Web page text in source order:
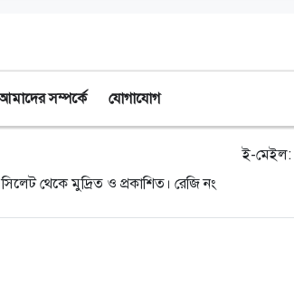
সম্পর্কে যোগাযোগ
থেকে মুদ্রিত ও প্রকাশিত। রেজি নং
ই-মেইল: